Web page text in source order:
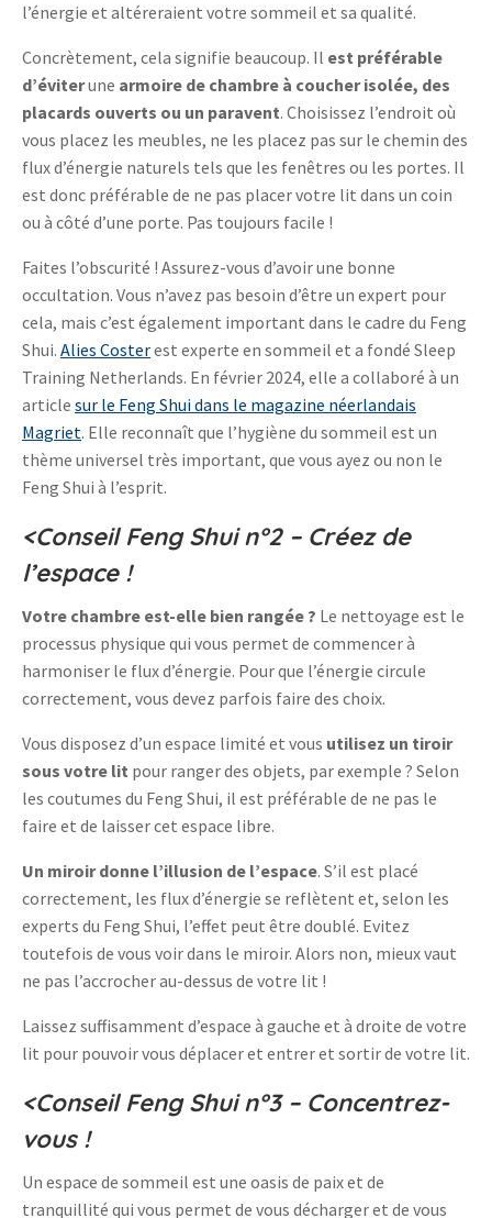
l’énergie et altéreraient votre sommeil et sa qualité.
Concrètement, cela signifie beaucoup. Il est préférable
d’éviterune armoire de chambre à coucher isolée, des
placards ouverts ou un paravent. Choisissez l’endroit où
vous placez les meubles, ne les placez pas sur le chemin des
flux d’énergie naturels tels que les fenêtres ou les portes. Il
est donc préférable de ne pas placer votre lit dans un coin
ou à côté d’une porte. Pas toujours facile !
Faites l’obscurité ! Assurez-vous d’avoir une bonne
occultation. Vous n’avez pas besoin d’être un expert pour
cela, mais c’est également important dans le cadre du Feng
Shui. Alies Costerest experte en sommeil et a fondé Sleep
Training Netherlands. En février 2024, elle a collaboré à un
article sur le Feng Shui dans le magazine néerlandais
Magriet. Elle reconnaît que l’hygiène du sommeil est un
thème universel très important, que vous ayez ou non le
Feng Shui à l’esprit.
<Conseil Feng Shui n°2 – Créez de
l’espace !
Votre chambre est-elle bien rangée ? Le nettoyage est le
processus physique qui vous permet de commencer à
harmoniser le flux d’énergie. Pour que l’énergie circule
correctement, vous devez parfois faire des choix.
Vous disposez d’un espace limité et vous utilisez un tiroir
sous votre lit pour ranger des objets, par exemple ? Selon
les coutumes du Feng Shui, il est préférable de ne pas le
faire et de laisser cet espace libre.
Un miroir donne l’illusion de l’espace. S’il est placé
correctement, les flux d’énergie se reflètent et, selon les
experts du Feng Shui, l’effet peut être doublé. Evitez
toutefois de vous voir dans le miroir. Alors non, mieux vaut
ne pas l’accrocher au-dessus de votre lit !
Laissez suffisamment d’espace à gauche et à droite de votre
lit pour pouvoir vous déplacer et entrer et sortir de votre lit.
<Conseil Feng Shui n°3 – Concentrez-
vous !
Un espace de sommeil est une oasis de paix et de
tranquillité qui vous permet de vous décharger et de vous